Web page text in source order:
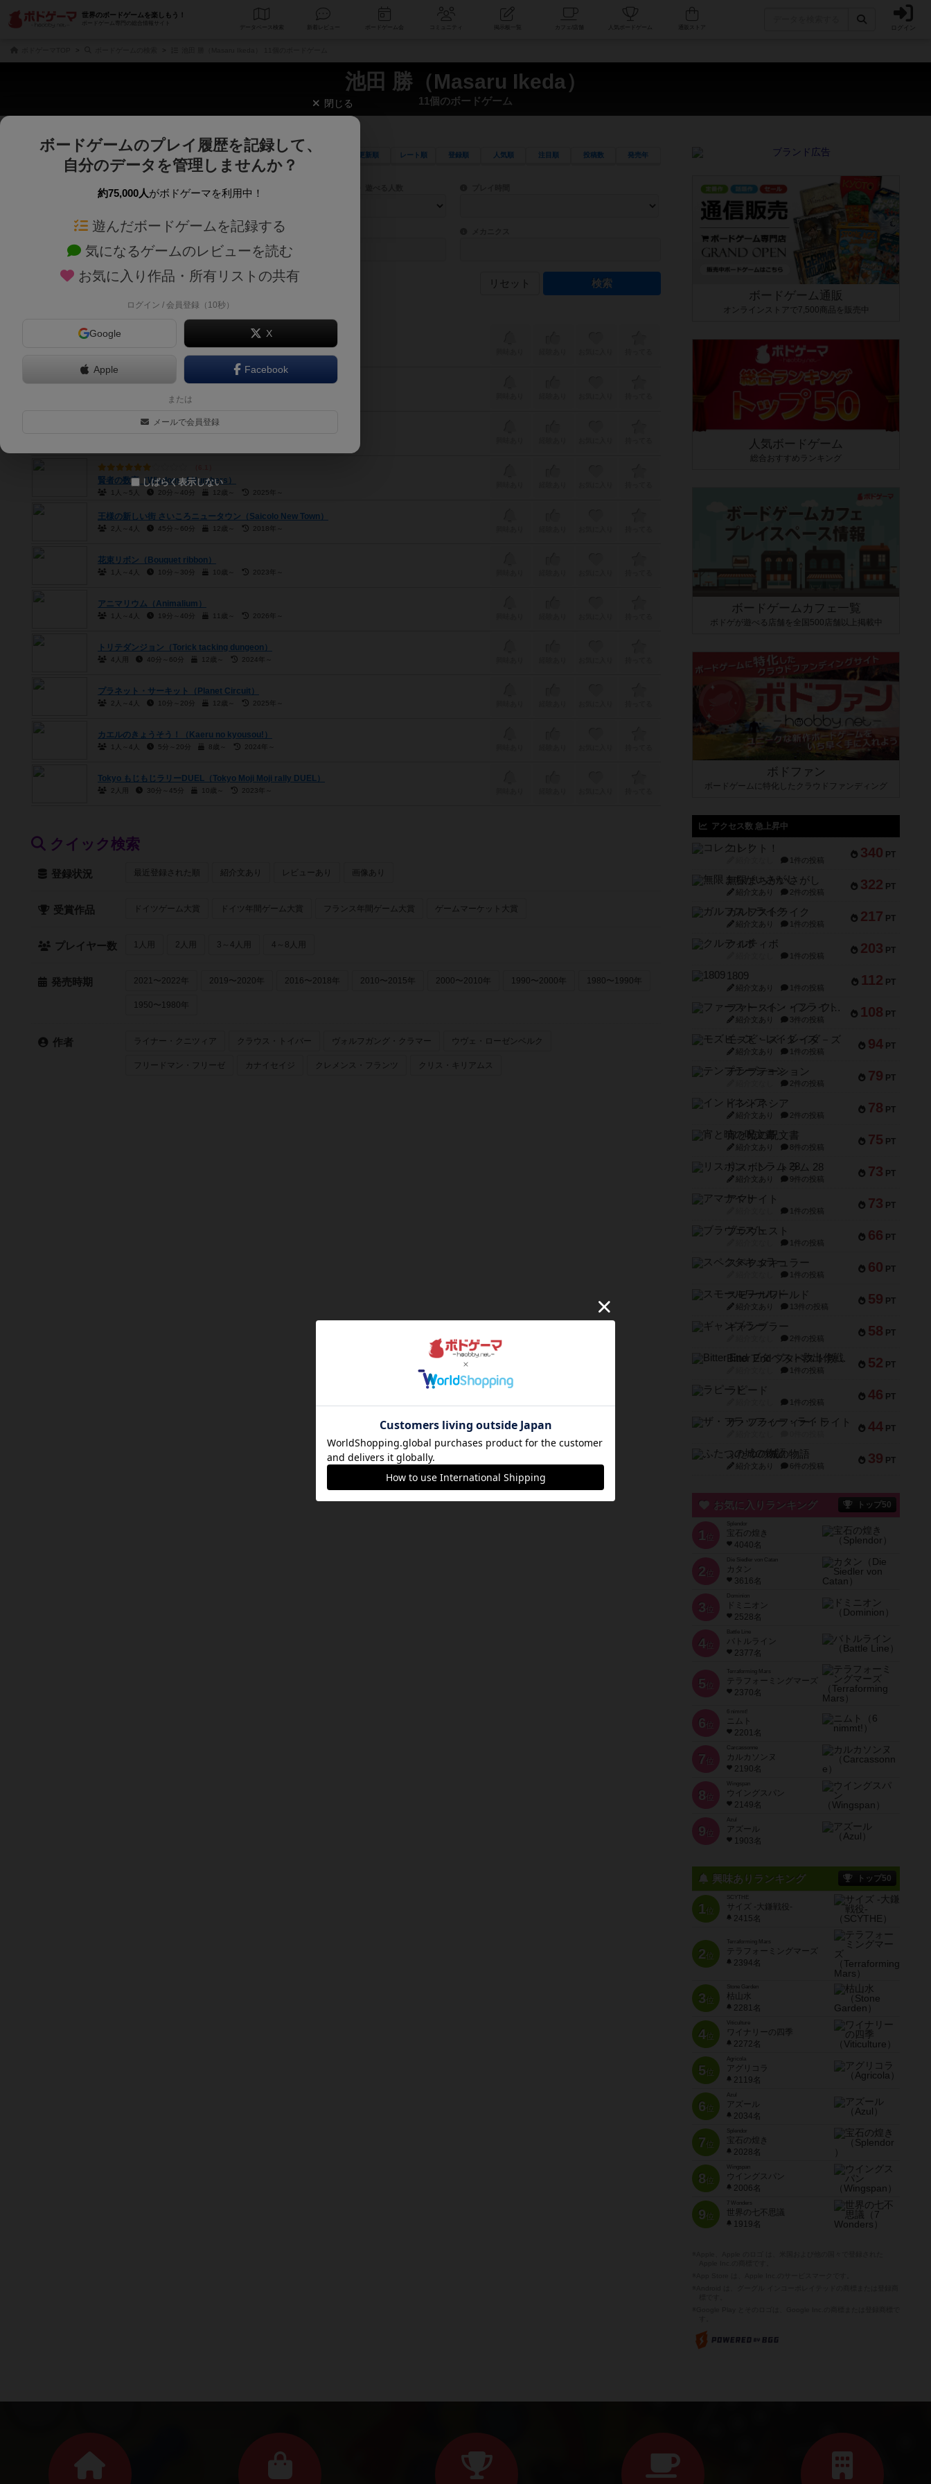
世界のボードゲームを楽しもう！
ボードゲーム専門の総合情報サイト
データベース コミュニティ 人気ボードゲーム ログイン
池田 勝（Masaru Ikeda）
11個のボードゲーム
じっくり表示 さくさく表示 更新順 レート順 登録順 人気順 注目順 投稿数 発売年
商品名、商品説明文、デザイナー名、テーマ名、メカニクス名を対象にフリーワード検索ができます。
ゲームデザイナー名を指定して検索できます。
ゲームデザイナー 目安となる所要時間を指定することができます。マニュアルを読む時間や参加者へのルール説明時間は含まれていないため、初めて
対象年齢を指定します。 世界観や登場人物などモチーフ・ストーリーを指定することができます。直感的にゲームシステムを理解できるよう、中世ファンタジー・クッキング・海賊同士の対決など、ゲームコンセプトを絞
テーマ/フレーバー ゲーム性を構成するコアシステムです。主にボードゲームに慣れている方向けの絞込機能です。例えば「ダイスロール」はランダ
リセット
ハタイロ / 旗彩（Hatairo）
15分～60分
20分～60分
6.1
賢者の数字（Wisdom of Numbers）
1人～5人 20分～40分 12歳～ 2025年～
王様の新しい街 さいころニュータウン（Saicolo New Town）
2人～4人 45分～60分 12歳～ 2018年～
花束リボン（Bouquet ribbon）
1人～4人 10分～30分 10歳～ 2023年～
アニマリウム（Animalium）
1人～4人 19分～40分 11歳～ 2026年～
トリテダンジョン（Torick tacking dungeon）
4人用 40分～60分 12歳～ 2024年～
プラネット・サーキット（Planet Circuit）
2人～4人 10分～20分 12歳～ 2025年～
カエルのきょうそう！（Kaeru no kyousou!）
1人～4人 5分～20分 8歳～ 2024年～
Tokyo もじもじラリーDUEL（Tokyo Moji Moji rally DUEL）
2人用 30分～45分 10歳～ 2023年～
クイック検索
登録状況 最近登録された順 紹介文あり レビューあり 画像あり
受賞作品 ドイツゲーム大賞 ドイツ年間ゲーム大賞 フランス年間ゲーム大賞 ゲームマーケット大賞
プレイヤー数 1人用 2人用 3～4人用 4～8人用
発売時期 2021〜2022年 2019〜2020年 2016〜2018年 2010〜2015年 2000〜2010年 1990〜2000年 1980〜1990年
1950〜1980年
作者 ライナー・クニツィア クラウス・トイバー ヴォルフガング・クラマー ウヴェ・ローゼンベルク
フリードマン・フリーゼ カナイセイジ クレメンス・フランツ クリス・キリアムス
ボードゲーム通販
オンラインストアで7,500商品を販売中
人気ボードゲーム
総合おすすめランキング
ボードゲームカフェ一覧
ボドゲが遊べる店舗を全国500店舗以上掲載中
ボドファン
ボードゲームに特化したクラウドファンディング
アクセス数 急上昇中
340 PT
コレクト！
1件の投稿
322 PT
無限まちがいさがし
紹介文あり 2件の投稿
217 PT
ガルフストライク
紹介文あり 1件の投稿
203 PT
クルティボ
1件の投稿
112 PT
1809
紹介文あり 1件の投稿
108 PT
ファースト・イン・フライト
紹介文あり 3件の投稿
94 PT
モズビ－ズ・レイダ－ズ
紹介文あり 1件の投稿
79 PT
テンプテーション
2件の投稿
78 PT
インドネシア
紹介文あり 2件の投稿
75 PT
宵と暁の呪文書
紹介文あり 8件の投稿
73 PT
リスボン・トラム 28
紹介文あり 9件の投稿
73 PT
アマナイト
1件の投稿
66 PT
ブラヴェスト
1件の投稿
60 PT
スペクタキュラー
1件の投稿
59 PT
スモールワールド
紹介文あり 13件の投稿
58 PT
ギャンブラー
2件の投稿
52 PT
Bitter End ブタペスト救出作戦
1件の投稿
46 PT
ラピード
1件の投稿
44 PT
ザ・フラッフィー・ライト
39 PT
ふたつの城の物語
紹介文あり 6件の投稿
お気に入りランキング トップ50
1 位
宝石の煌き
4040名
2 位
Die Siedler von Catan
カタン
3616名
3 位
ドミニオン
2528名
4位
Battle Line
バトルライン
2377名
5 位
Terraforming Mars
テラフォーミングマーズ
2370名
6 位
ニムト
2201名
7 位
Carcassonne
カルカソンヌ
2190名
8 位
Wingspan
ウイングスパン
2149名
9 位
Azul
アズール
1903名
興味ありランキング トップ50
1位
SCYTHE
サイズ -大鎌戦役-
2415名
2位
Terraforming Mars
テラフォーミングマーズ
2394名
3位
Stone Garden
枯山水
2281名
4位
Viticulture
ワイナリーの四季
2272名
5位
Agricola
アグリコラ
2119名
6位
Azul
アズール
2034名
7位
宝石の煌き
2028名
8位
Wingspan
ウイングスパン
2006名
9位
7 Wonders
世界の七不思議
1919名
閉じる
ボードゲームのプレイ履歴を記録して、
自分のデータを管理しませんか？
約75,000人がボドゲーマを利用中！
遊んだボードゲームを記録する
気になるゲームのレビューを読む
お気に入り作品・所有リストの共有
ログイン / 会員登録（10秒）
Google X
Apple Facebook
または
メールで会員登録
しばらく表示しない